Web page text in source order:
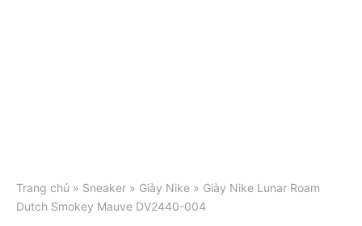
Trang chủ » Sneaker » Giày Nike » Giày Nike Lunar Roam
Dutch Smokey Mauve DV2440-004